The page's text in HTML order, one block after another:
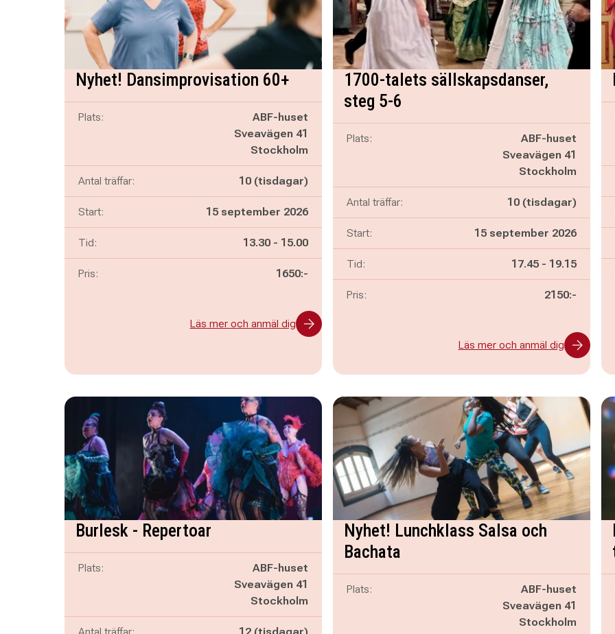
Nyhet! Dansimprovisation 60+
Plats:
ABF-huset
Sveavägen 41
Stockholm
Antal träffar: 10 (tisdagar)
Start: 15 september 2026
Tid: Pågår mellan
13.30 - och
15.00
Pris: 1650:-
Läs mer och anmäl dig
1700-talets sällskapsdanser,
steg 5-6
Plats:
ABF-huset
Sveavägen 41
Stockholm
Antal träffar: 10 (tisdagar)
Start: 15 september 2026
Tid: Pågår mellan
17.45 - och
19.15
Pris: 2150:-
Läs mer och anmäl dig
Burlesk - Repertoar
Plats:
ABF-huset
Sveavägen 41
Stockholm
Nyhet! Lunchklass Salsa och
Bachata
Plats:
ABF-huset
Sveavägen 41
Stockholm